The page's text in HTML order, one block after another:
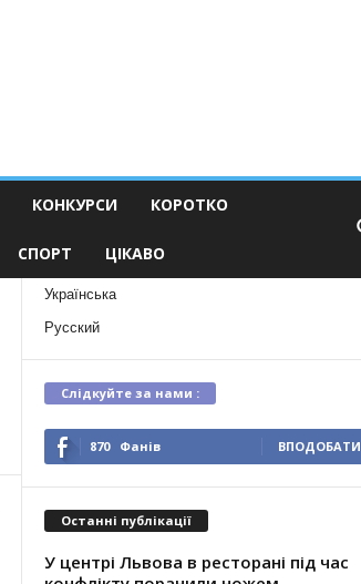
КОНКУРСИ КОРОТКО
СПОРТ ЦІКАВО
Українська
Русский
Слідкуйте за нами :
870 Фанів ВПОДОБАТИ
Останні публікації
У центрі Львова в ресторані під час